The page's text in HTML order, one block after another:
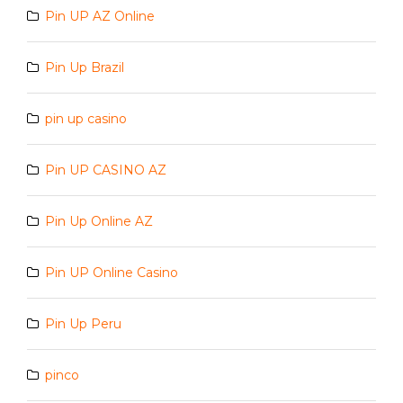
Pin UP AZ Online
Pin Up Brazil
pin up casino
Pin UP CASINO AZ
Pin Up Online AZ
Pin UP Online Casino
Pin Up Peru
pinco